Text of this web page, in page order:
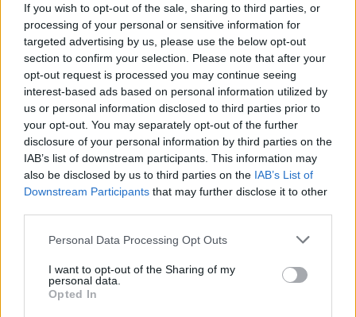
If you wish to opt-out of the sale, sharing to third parties, or
processing of your personal or sensitive information for
targeted advertising by us, please use the below opt-out
section to confirm your selection. Please note that after your
opt-out request is processed you may continue seeing
interest-based ads based on personal information utilized by
us or personal information disclosed to third parties prior to
your opt-out. You may separately opt-out of the further
disclosure of your personal information by third parties on the
IAB’s list of downstream participants. This information may
also be disclosed by us to third parties on the IAB’s List of
Downstream Participants that may further disclose it to other
Personal Data Processing Opt Outs
I want to opt-out of the Sharing of my
personal data.
Opted In
Atnaujintas 2027 metų
„Honda Accord“: kodėl
pokyčiai nesužavėjo šio
modelio gerbėjų
Auto
Automobilizmo legendos:
„Ariel Atom“ –
automobilis, kuris
atsisakė visko